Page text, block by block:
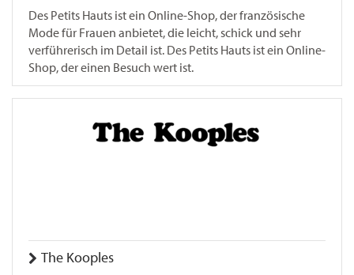
Des Petits Hauts ist ein Online-Shop, der französische
Mode für Frauen anbietet, die leicht, schick und sehr
verführerisch im Detail ist. Des Petits Hauts ist ein Online-
Shop, der einen Besuch wert ist.
The Kooples